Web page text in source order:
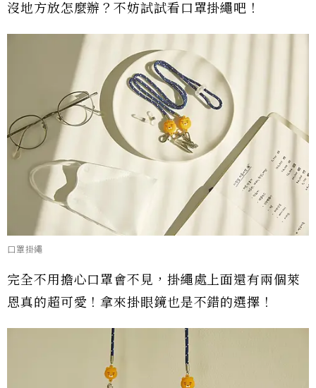
沒地方放怎麼辦？不妨試試看口罩掛繩吧！
口罩掛繩
完全不用擔心口罩會不見，掛繩處上面還有兩個萊
恩真的超可愛！拿來掛眼鏡也是不錯的選擇！